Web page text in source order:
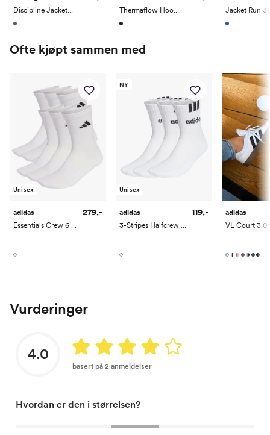
Discipline Jacket 2.0
Thermaflow Hood Full Zip
Ofte kjøpt sammen med
Unisex
adidas
Essentials Crew 6 Pack
279,-
NY
Unisex
adidas
3-Stripes Halfcrew 3 Pack
119,-
adidas
VL Court 3.0
Vurderinger
4.0
basert på 2 anmeldelser
Hvordan er den i størrelsen?